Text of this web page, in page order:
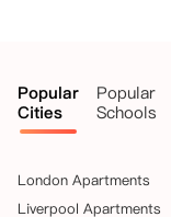
Popular
Cities
Popular
Schools
London Apartments
Liverpool Apartments